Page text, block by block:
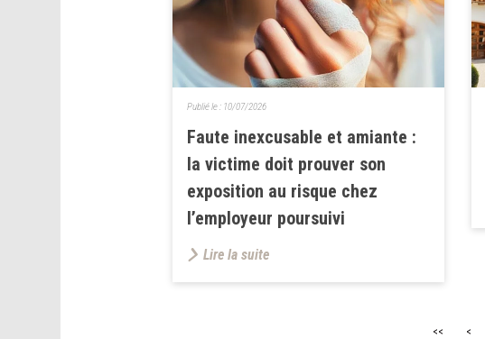
Faute inexcusable et amiante :
la victime doit prouver son
exposition au risque chez
l’employeur poursuivi
Publié le : 10/07/2026
Lire la suite
<< <